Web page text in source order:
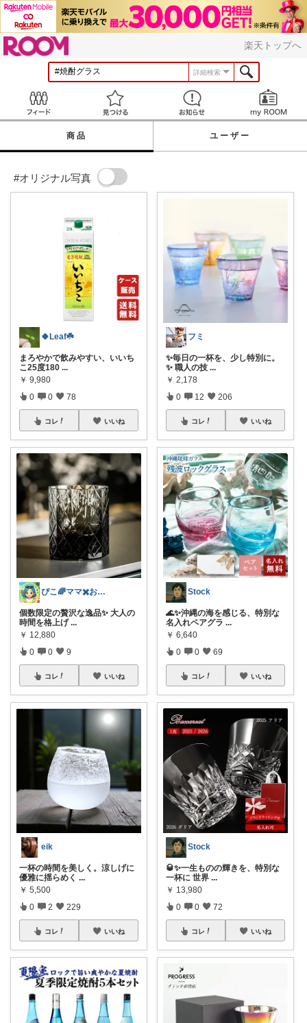
楽天トップへ
詳細検索
見つける お知らせ
商品 ユーザー
#オリジナル写真
🍀Leaf☘️
まろやかで飲みやすい、いいち
こ25度180 ...
￥ 9,980
0 0 78
コレ いいね
ぴこ🌈ママ✖️お洒落✖️お得
個数限定の贅沢な逸品✨ 大人の
時間を格上げ ...
￥ 12,880
0 0 9
コレ いいね
eik
一杯の時間を美しく。涼しげに
優雅に揺らめく ...
￥ 5,500
0 2 229
コレ いいね
フミ
✨毎日の一杯を、少し特別に。
✨ 職人の技 ...
￥ 2,178
0 12 206
コレ いいね
Stock
🌊✨沖縄の海を感じる、特別な
名入れペアグラ ...
￥ 6,640
0 0 69
コレ いいね
Stock
🥃✨一生ものの輝きを、特別な
一杯に 世界 ...
￥ 13,980
0 0 72
コレ いいね